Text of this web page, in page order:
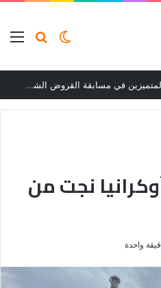
بحثالوضع
البنك الزراعي المصري يكرّم المتميزين في مسابقة القروض الشخصية بعد نتائج قوية بالربع الأول من 2026
نجت من
واحدة